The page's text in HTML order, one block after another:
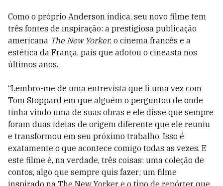
Como o próprio Anderson indica, seu novo filme tem
três fontes de inspiração: a prestigiosa publicação
americana The New Yorker, o cinema francês e a
estética da França, país que adotou o cineasta nos
últimos anos.
“Lembro-me de uma entrevista que li uma vez com
Tom Stoppard em que alguém o perguntou de onde
tinha vindo uma de suas obras e ele disse que sempre
foram duas ideias de origem diferente que ele reuniu
e transformou em seu próximo trabalho. Isso é
exatamente o que acontece comigo todas as vezes. E
este filme é, na verdade, três coisas: uma coleção de
contos, algo que sempre quis fazer; um filme
inspirado na The New Yorker e o tipo de repórter que